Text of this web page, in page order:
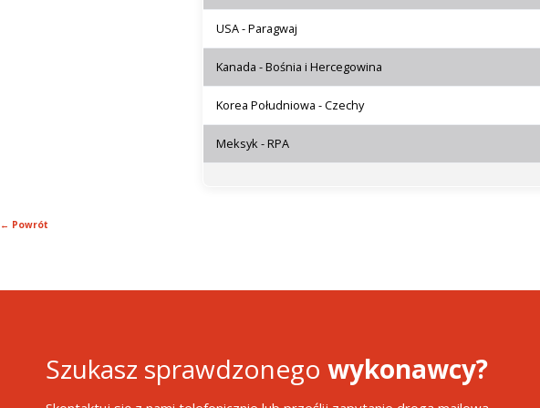
USA - Paragwaj
Kanada - Bośnia i Hercegowina
Korea Południowa - Czechy
Meksyk - RPA
← Powrót
Szukasz sprawdzonego wykonawcy?